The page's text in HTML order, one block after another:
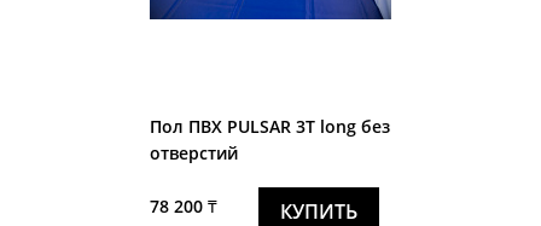
Пол ПВХ PULSAR 3T long без
отверстий
78 200 ₸ КУПИТЬ